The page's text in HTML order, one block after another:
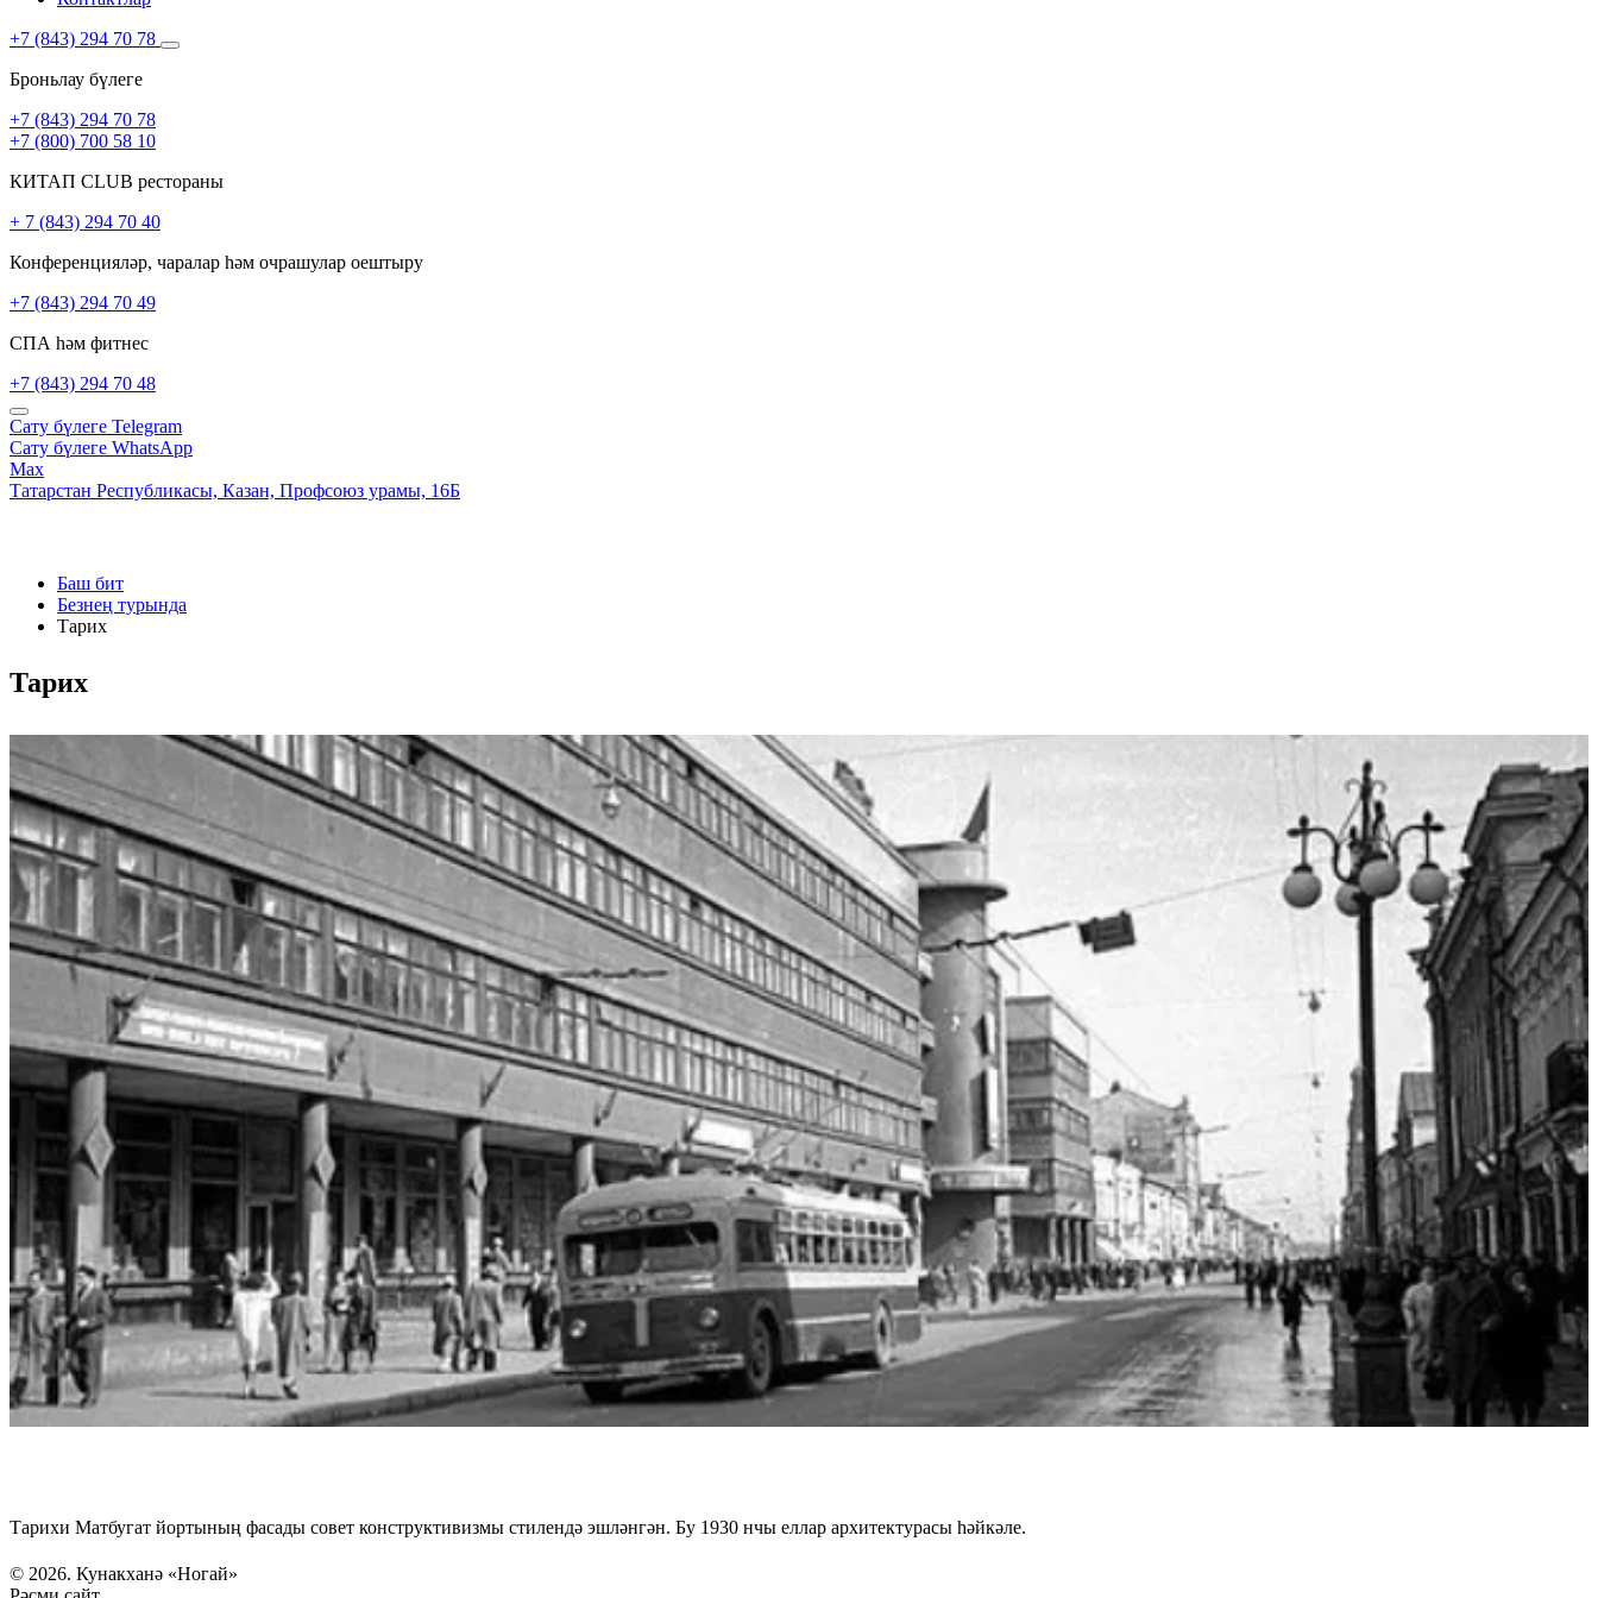
+7 (843) 294 70 78
Броньлау бүлеге
+7 (843) 294 70 78
+7 (800) 700 58 10
КИТАП CLUB рестораны
+ 7 (843) 294 70 40
Конференцияләр, чаралар һәм очрашулар оештыру
+7 (843) 294 70 49
СПА һәм фитнес
+7 (843) 294 70 48
Сату бүлеге Telegram
Сату бүлеге WhatsApp
Max
Татарстан Республикасы, Казан, Профсоюз урамы, 16Б
Баш бит
Безнең турында
Тарих
Тарих
Тарихи Матбугат йортының фасады совет конструктивизмы стилендә эшләнгән. Бу 1930 нчы еллар архитектурасы һәйкәле.
© 2026. Кунакханә «Ногай»